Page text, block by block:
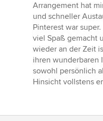
Arrangement hat
und schneller
Pinterest war
viel Spaß gemacht
wieder an der Zeit
ihren wunderbaren
sowohl persönlich
Hinsicht vollstens